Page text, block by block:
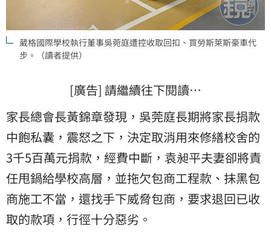
葳格國際學校執行董事吳菀庭遭控收取回扣、買勞斯萊斯豪車代
步。（讀者提供）
[廣告] 請繼續往下閱讀…
家長總會長黃錦章發現，吳莞庭長期將家長捐款
中飽私囊，震怒之下，決定取消用來修繕校舍的
3千5百萬元捐款，經費中斷，袁昶平夫妻卻將責
任甩鍋給學校高層，並拖欠包商工程款、抹黑包
商施工不當，還找手下威脅包商，要求退回已收
取的款項，行徑十分惡劣。